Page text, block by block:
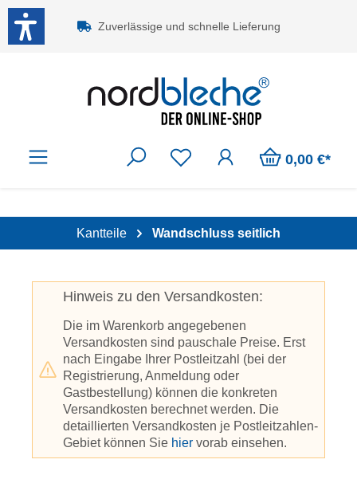
Zum Hauptinhalt springen
Zuverlässige und schnelle Lieferung
0,00 €*
Kantteile Wandschluss seitlich
Hinweis zu den Versandkosten:
Die im Warenkorb angegebenen
Versandkosten sind pauschale Preise. Erst
nach Eingabe Ihrer Postleitzahl (bei der
Registrierung, Anmeldung oder
Gastbestellung) können die konkreten
Versandkosten berechnet werden. Die
detaillierten Versandkosten je Postleitzahlen-
Gebiet können Sie hier vorab einsehen.